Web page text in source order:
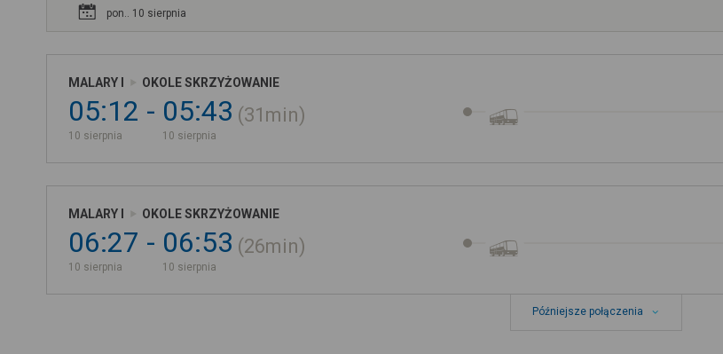
pon.. 10 sierpnia
MALARY I OKOLE SKRZYŻOWANIE
05:12
10 sierpnia
05:43
10 sierpnia
31min
MALARY I OKOLE SKRZYŻOWANIE
06:27
10 sierpnia
06:53
10 sierpnia
26min
Późniejsze połączenia